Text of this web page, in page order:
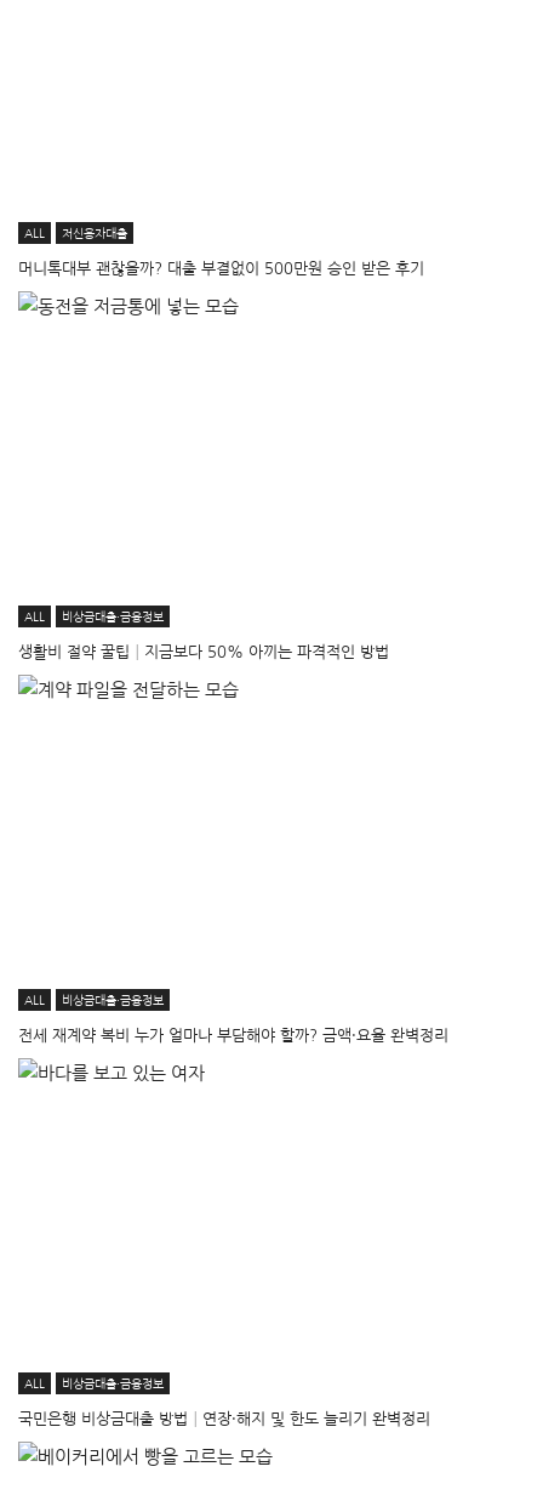
ALL 저신용자대출
머니톡대부 괜찮을까? 대출 부결없이 500만원 승인 받은 후기
ALL 비상금대출·금융정보
생활비 절약 꿀팁│지금보다 50% 아끼는 파격적인 방법
ALL 비상금대출·금융정보
전세 재계약 복비 누가 얼마나 부담해야 할까? 금액·요율 완벽정리
ALL 비상금대출·금융정보
국민은행 비상금대출 방법│연장·해지 및 한도 늘리기 완벽정리